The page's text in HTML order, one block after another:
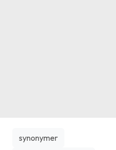
synonymer